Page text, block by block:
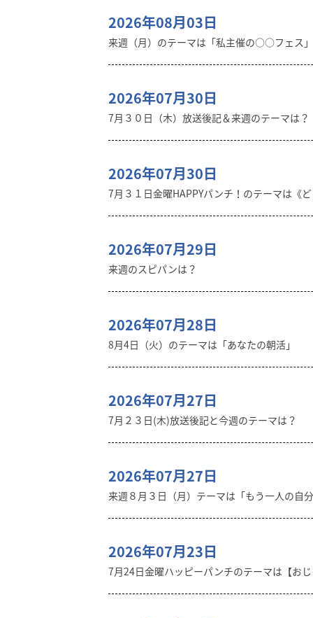
2026年08月03日
来週（月）のテーマは「私主催の○○フェス」
2026年07月30日
7月３０日（木）放送後記＆来週のテーマは？
2026年07月30日
7月３１日金曜HAPPYパンチ！のテーマは《ど
2026年07月29日
来週のスピパンは？
2026年07月28日
8月4日（火）のテーマは「あなたの朝活」
2026年07月27日
7月２３日(木)放送後記と今週のテーマは？
2026年07月27日
来週８月３日（月）テーマは「もう一人の自分
2026年07月23日
7月24日金曜ハッピーパンチのテーマは【お